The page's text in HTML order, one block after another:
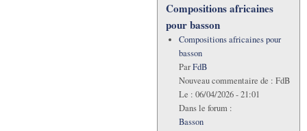
Compositions africaines
pour basson
Compositions africaines pour
basson
ParFdB
Nouveau commentaire de : FdB
Le : 06/04/2026 - 21:01
Dans le forum :
Basson